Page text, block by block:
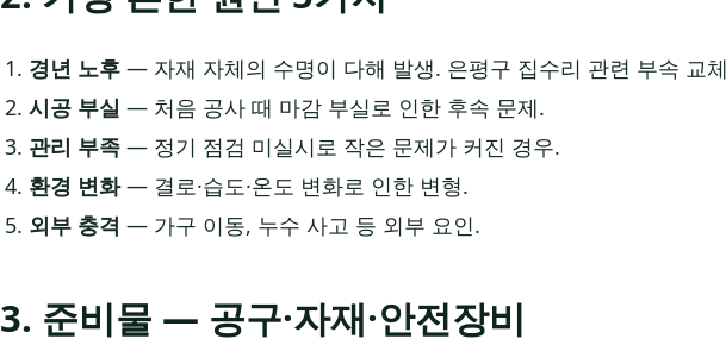
경년 노후 — 자재 자체의 수명이 다해 발생. 은평구 집수리 관련 부속 교
시공 부실 — 처음 공사 때 마감 부실로 인한 후속 문제.
관리 부족 — 정기 점검 미실시로 작은 문제가 커진 경우.
환경 변화— 결로·습도·온도 변화로 인한 변형.
외부 충격 — 가구 이동, 누수 사고 등 외부 요인.
3. 준비물 — 공구·자재·안전장비